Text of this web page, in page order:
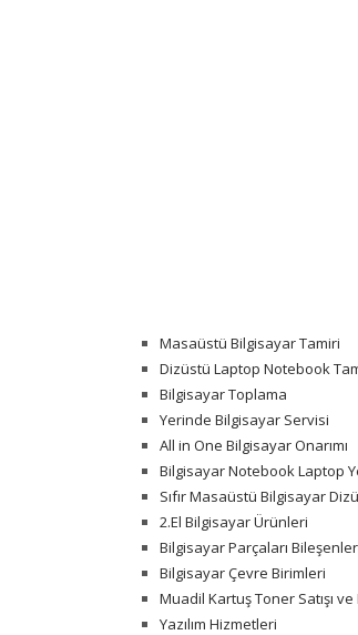
Masaüstü Bilgisayar Tamiri
Dizüstü Laptop Notebook
Bilgisayar Toplama
Yerinde Bilgisayar Servisi
All in One Bilgisayar Onarımı
Bilgisayar Notebook Laptop
Sıfır Masaüstü Bilgisayar
2.El Bilgisayar Ürünleri
Bilgisayar Parçaları
Bilgisayar Çevre Birimleri
Muadil Kartuş Toner Satışı
Yazılım Hizmetleri